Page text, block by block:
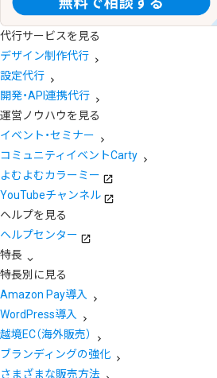
代行サービスを見る
デザイン制作代行
設定代行
開発・API連携代行
運営ノウハウを見る
イベント・セミナー
コミュニティイベントCarty
よむよむカラーミー
YouTubeチャンネル
ヘルプを見る
ヘルプセンター
特長
特長別に見る
Amazon Pay導入
WordPress導入
越境EC（海外販売）
ブランディングの強化
さまざまな販売方法